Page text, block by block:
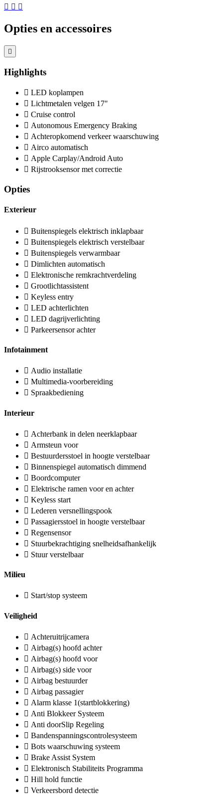
Opties en accessoires
Highlights
LED koplampen
Lichtmetalen velgen 17"
Cruise control
Autonomous Emergency Braking
Achteropkomend verkeer waarschuwing
Airco automatisch
Apple Carplay/Android Auto
Rijstrooksensor met correctie
Opties
Exterieur
Buitenspiegels elektrisch inklapbaar
Buitenspiegels elektrisch verstelbaar
Buitenspiegels verwarmbaar
Dimlichten automatisch
Elektronische remkrachtverdeling
Grootlichtassistent
Keyless entry
LED achterlichten
LED dagrijverlichting
Parkeersensor achter
Infotainment
Audio installatie
Multimedia-voorbereiding
Spraakbediening
Interieur
Achterbank in delen neerklapbaar
Armsteun voor
Bestuurdersstoel in hoogte verstelbaar
Binnenspiegel automatisch dimmend
Boordcomputer
Elektrische ramen voor en achter
Keyless start
Lederen versnellingspook
Passagiersstoel in hoogte verstelbaar
Regensensor
Stuurbekrachtiging snelheidsafhankelijk
Stuur verstelbaar
Milieu
Start/stop systeem
Veiligheid
Achteruitrijcamera
Airbag(s) hoofd achter
Airbag(s) hoofd voor
Airbag(s) side voor
Airbag bestuurder
Airbag passagier
Alarm klasse 1(startblokkering)
Anti Blokkeer Systeem
Anti doorSlip Regeling
Bandenspanningscontrolesysteem
Bots waarschuwing systeem
Brake Assist System
Elektronisch Stabiliteits Programma
Hill hold functie
Verkeersbord detectie